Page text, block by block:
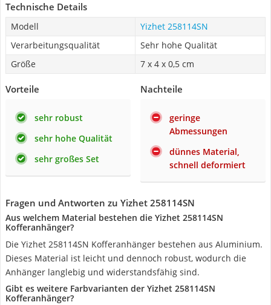
Technische Details
Modell
Yizhet 258114SN
Verarbeitungsqualität
Sehr hohe Qualität
Größe
7 x 4 x 0,5 cm
Vorteile
sehr robust
sehr hohe Qualität
sehr großes Set
Nachteile
geringe
Abmessungen
dünnes Material,
schnell deformiert
Fragen und Antworten zu Yizhet 258114SN
Aus welchem Material bestehen die Yizhet 258114SN
Kofferanhänger?
Die Yizhet 258114SN Kofferanhänger bestehen aus Aluminium.
Dieses Material ist leicht und dennoch robust, wodurch die
Anhänger langlebig und widerstandsfähig sind.
Gibt es weitere Farbvarianten der Yizhet 258114SN
Kofferanhänger?